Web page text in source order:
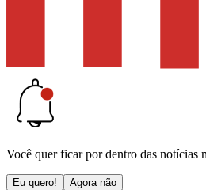
Você quer ficar por dentro das notícias
Eu quero! Agora não